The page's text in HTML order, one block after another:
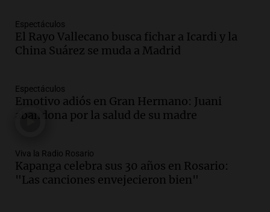
Audio.
Córdoba ganan más del doble que los
privados, según un estudio
Audio.
de droga por delivery en el microcentro
y plazas de Mendoza
Audio.Disminuyen las víctimas fatales
por accidentes de tránsito en el primer
Espectáculos
El Rayo Vallecano busca fichar a Icardi y la
China Suárez se muda a Madrid
Espectáculos
Emotivo adiós en Gran Hermano: Juani
abandona por la salud de su madre
Viva la Radio Rosario
Kapanga celebra sus 30 años en Rosario:
"Las canciones envejecieron bien"